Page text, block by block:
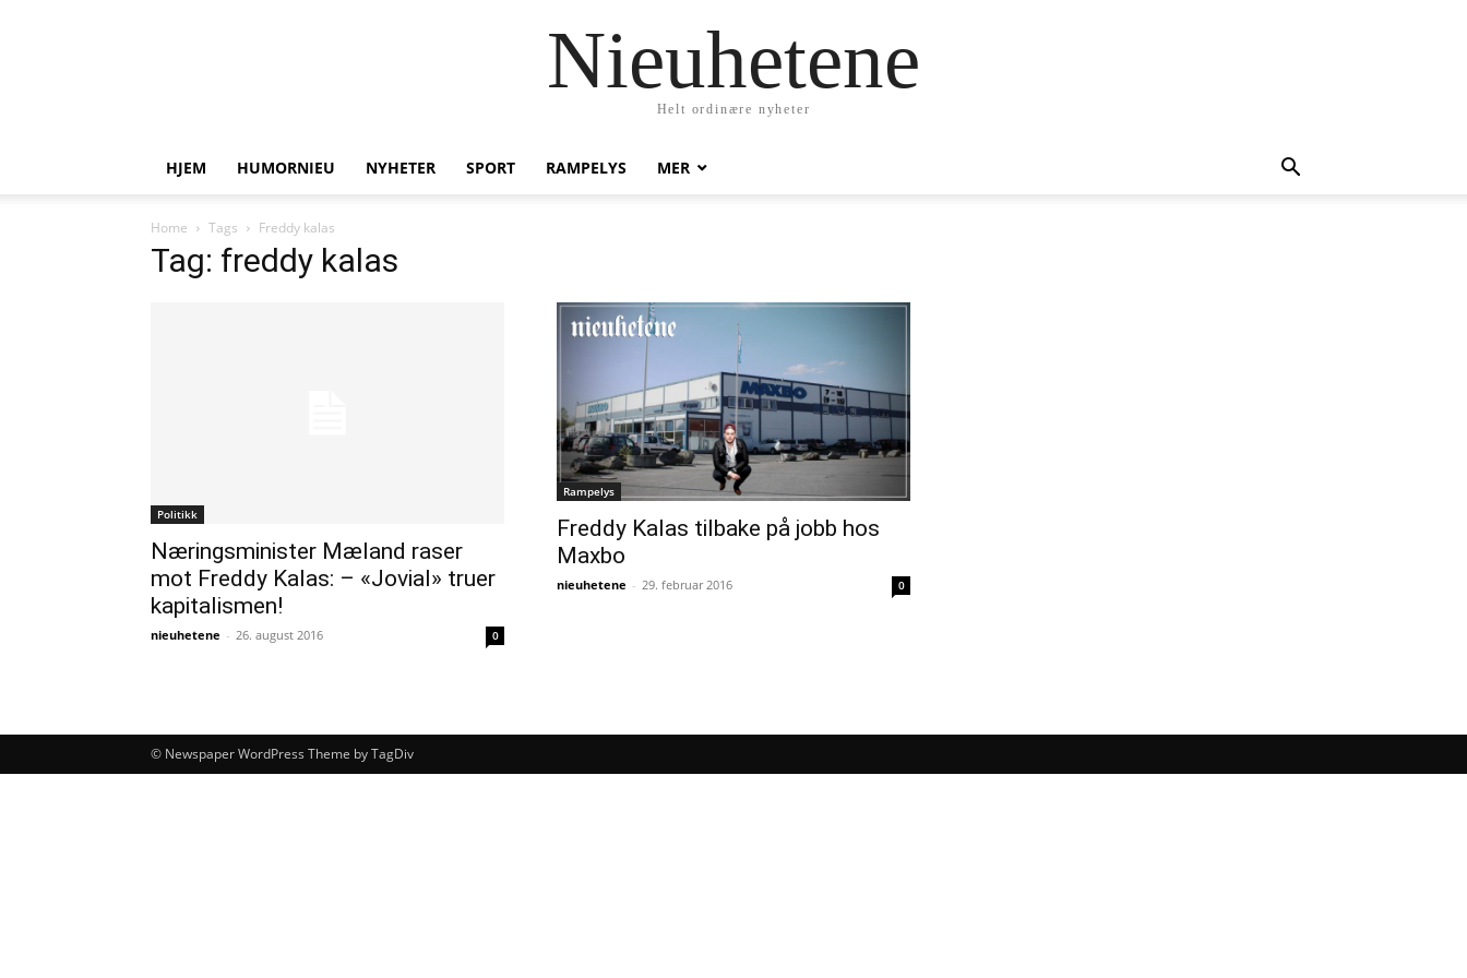
Nieuhetene
Helt ordinære nyheter
HJEM HUMORNIEU NYHETER SPORT RAMPELYS MER
Home Tags Freddy kalas
Tag: freddy kalas
Politikk
Næringsminister Mæland raser
mot Freddy Kalas: – «Jovial» truer
kapitalismen!
nieuhetene - 26. august 2016 0
Rampelys
Freddy Kalas tilbake på jobb hos
Maxbo
nieuhetene - 29. februar 2016 0
© Newspaper WordPress Theme by TagDiv